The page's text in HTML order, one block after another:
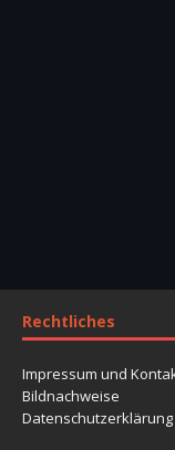
Rechtliches
Impressum und
Bildnachweise
Datenschutzerklärung